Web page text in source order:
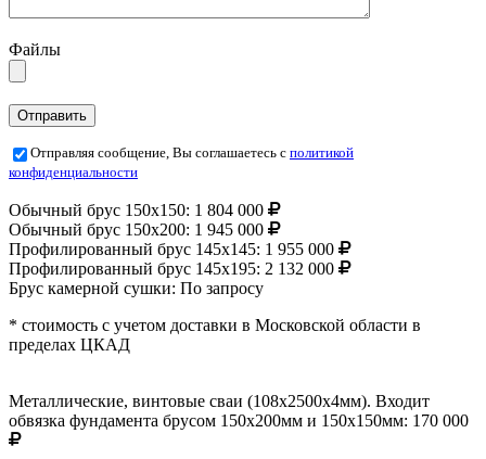
Файлы
Отправляя сообщение, Вы соглашаетесь с политикой
конфиденциальности
Обычный брус 150х150: 1 804 000
Обычный брус 150х200: 1 945 000
Профилированный брус 145х145: 1 955 000
Профилированный брус 145х195: 2 132 000
Брус камерной сушки: По запросу
* стоимость с учетом доставки в Московской области в
пределах ЦКАД
Металлические, винтовые сваи (108х2500х4мм). Входит
обвязка фундамента брусом 150х200мм и 150х150мм: 170 000